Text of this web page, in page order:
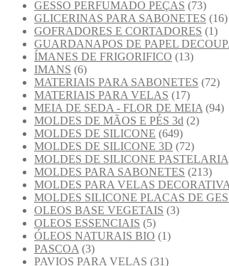
GESSO PERFUMADO PEÇAS (73)
GLICERINAS PARA SABONETES (16)
GOFRADORES E CORTADORES (1)
GUARDANAPOS DE PAPEL
ÍMANES DE FRIGORIFICO (13)
IMANS (6)
MATERIAIS PARA SABONETES (72)
MATERIAIS PARA VELAS (17)
MEIA DE SEDA - FLOR DE MEIA (94)
MOLDES DE MÃOS E PÉS 3d (2)
MOLDES DE SILICONE (649)
MOLDES DE SILICONE 3D (72)
MOLDES DE SILICONE PASTELARIA
MOLDES PARA SABONETES (213)
MOLDES PARA VELAS
MOLDES SILICONE PLACAS DE
OLEOS BASE VEGETAIS (3)
OLEOS ESSENCIAIS (5)
ÓLEOS NATURAIS BIO (1)
PASCOA (3)
PAVIOS PARA VELAS (31)